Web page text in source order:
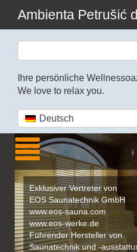
Ambienta Petrušić
Ihre persönliche
We love to relax you.
Deutsch
Exklusiver Vertreter von
EOS Saunatechnik GmbH
www.eos-sauna.com
www.eos-werke.de
Führender Hersteller von
Saunatechnik und -